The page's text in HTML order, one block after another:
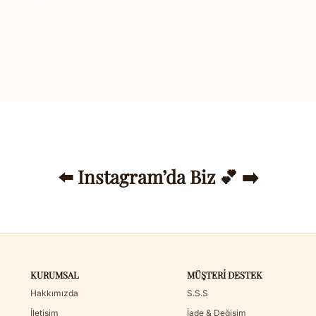
⬅️ Instagram’da Biz 💕 ➡️
KURUMSAL
Hakkımızda
İletişim
MÜŞTERI DESTEK
S.S.S
İade & Değişim